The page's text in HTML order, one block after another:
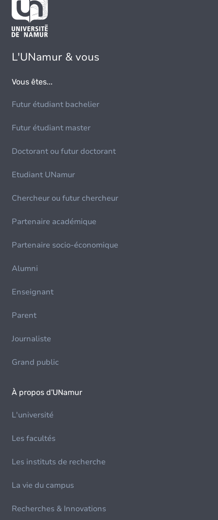
L'UNamur & vous
Vous êtes...
Futur étudiant bachelier
Futur étudiant master
Doctorant ou futur doctorant
Etudiant UNamur
Chercheur ou futur chercheur
Partenaire académique
Partenaire socio-économique
Alumni
Enseignant
Parent
Journaliste
Grand public
À propos d'UNamur
L'université
Les facultés
Les instituts de recherche
La vie du campus
Recherches & Innovations